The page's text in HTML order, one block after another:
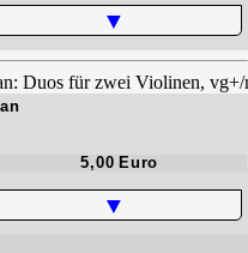
▼
5,00 Euro
▼